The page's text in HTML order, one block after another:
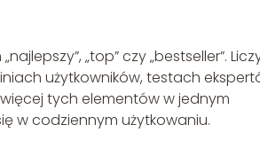
„top” czy „bestseller”.
użytkowników, testach
tych elementów w jednym
w codziennym użytkowaniu.